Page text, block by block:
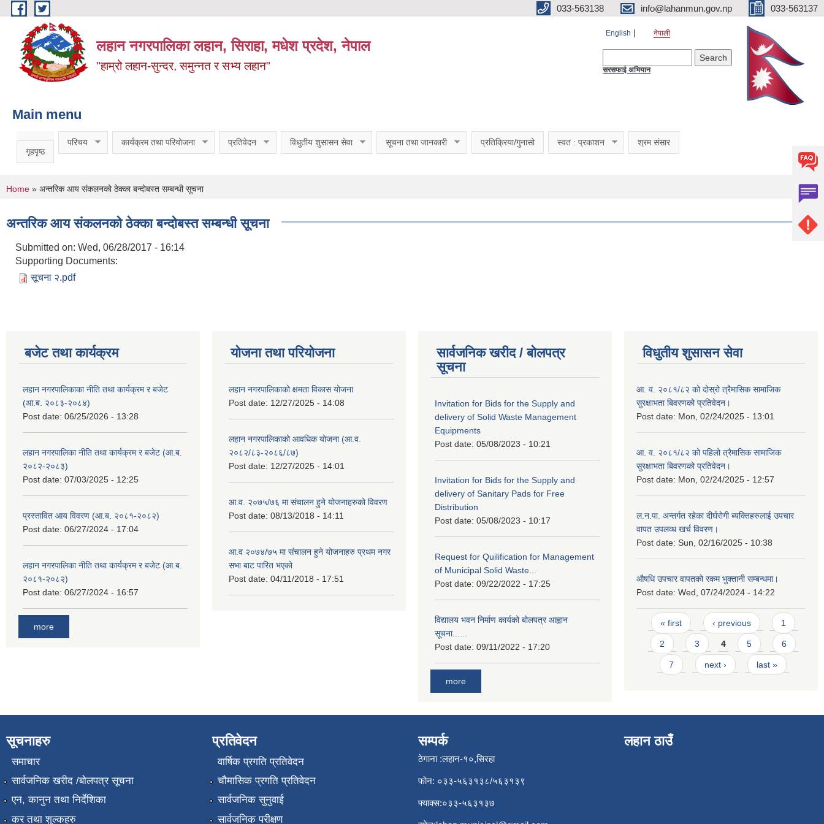
Skip to main content 033-563138 info@lahanmun.gov.np 033-563137
लहान नगरपालिका लहान, सिराहा, मधेश प्रदेश, नेपाल
"हाम्रो लहान-सुन्दर, समुन्नत र सभ्य लहान"
English नेपाली
सरसफाई अभियान
Main menu
गृहपृष्ठ
परिचय कार्यक्रम तथा परियोजना प्रतिवेदन विधुतीय शुसासन सेवा सूचना तथा जानकारी प्रतिक्रिया/गुनासो स्वत : प्रकाशन श्रम संसार
You are here
Home » अन्तरिक आय संकलनको ठेक्का बन्दोबस्त सम्बन्धी सूचना
अन्तरिक आय संकलनको ठेक्का बन्दोबस्त सम्बन्धी सूचना
Submitted on: Wed, 06/28/2017 - 16:14
Supporting Documents:
सूचना २.pdf
बजेट तथा कार्यक्रम
लहान नगरपालिकाका नीति तथा कार्यक्रम र बजेट
(आ.ब. २०८३-२०८४)
Post date: 06/25/2026 - 13:28
लहान नगरपालिका नीति तथा कार्यक्रम र बजेट (आ.ब.
२०८२-२०८३)
Post date: 07/03/2025 - 12:25
प्रस्तावित आय विवरण (आ.ब. २०८१-२०८२)
Post date: 06/27/2024 - 17:04
लहान नगरपालिका नीति तथा कार्यक्रम र बजेट (आ.ब.
२०८१-२०८२)
Post date: 06/27/2024 - 16:57
more
योजना तथा परियोजना
लहान नगरपालिकाको क्षमता विकास योजना
Post date: 12/27/2025 - 14:08
लहान नगरपालिकाको आवधिक योजना (आ.व.
२०८२/८३-२०८६/८७)
Post date: 12/27/2025 - 14:01
आ.व. २०७५/७६ मा संचालन हुने योजनाहरुको विवरण
Post date: 08/13/2018 - 14:11
आ.व २०७४/७५ मा संचालन हुने योजनाहरु प्रथम नगर
सभा बाट पारित भएको
Post date: 04/11/2018 - 17:51
सार्वजनिक खरीद / बोलपत्र
सूचना
Invitation for Bids for the Supply and
delivery of Solid Waste Management
Equipments
Post date: 05/08/2023 - 10:21
Invitation for Bids for the Supply and
delivery of Sanitary Pads for Free
Distribution
Post date: 05/08/2023 - 10:17
Request for Quilification for Management
of Municipal Solid Waste...
Post date: 09/22/2022 - 17:25
विद्यालय भवन निर्माण कार्यको बोलपत्र आह्वान
सूचना......
Post date: 09/11/2022 - 17:20
more
विधुतीय शुसासन सेवा
आ. व. २०८१/८२ को दोस्रो त्रैमासिक सामाजिक
सुरक्षाभता बिवरणको प्रतिवेदन।
Post date: Mon, 02/24/2025 - 13:01
आ. व. २०८१/८२ को पहिलो त्रैमासिक सामाजिक
सुरक्षाभता बिवरणको प्रतिवेदन।
Post date: Mon, 02/24/2025 - 12:57
ल.न.पा. अन्तर्गत रहेका दीर्घरोगी ब्यक्तिहरुलाई उपचार
वापत उपलव्ध खर्च विवरण।
Post date: Sun, 02/16/2025 - 10:38
औषधि उपचार वापतको रकम भुक्तानी सम्बन्धमा।
Post date: Wed, 07/24/2024 - 14:22
Pages
« first ‹ previous 1
2 3 4 5 6
7 next › last »
सूचनाहरु
समाचार
सार्वजनिक खरीद /बोलपत्र सूचना
एन, कानुन तथा निर्देशिका
कर तथा शुल्कहरु
प्रतिवेदन
वार्षिक प्रगति प्रतिवेदन
चौमासिक प्रगति प्रतिवेदन
सार्वजनिक सुनुवाई
सार्वजनिक परीक्षण
सम्पर्क
ठेगाना :लहान-१०,सिरहा
फोन: ०३३-५६३१३८/५६३१३९
फ्याक्स:०३३-५६३१३७
लहान ठाउँ